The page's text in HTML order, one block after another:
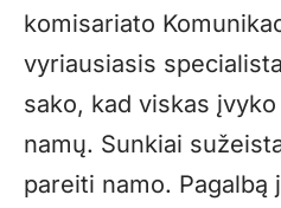
komisariato
vyriausiasis
sako, kad viskas
namų. Sunkiai
pareiti namo. Pagalbą